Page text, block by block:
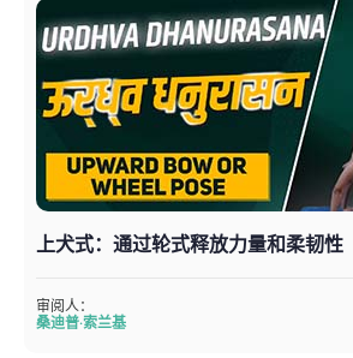
上犬式：通过轮式释放力量和柔韧性
审阅人：
桑迪普·索兰基